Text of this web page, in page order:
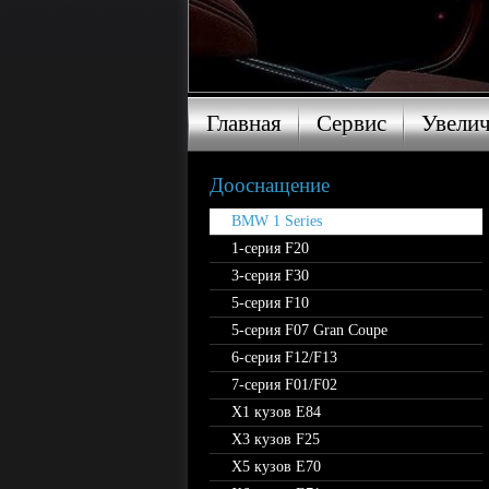
Главная
Главная Сервис
Сервис
Дооснащение
BMW 1 Series
1-серия F20
3-серия F30
5-серия F10
5-серия F07 Gran Coupe
6-серия F12/F13
7-серия F01/F02
X1 кузов E84
X3 кузов F25
X5 кузов E70